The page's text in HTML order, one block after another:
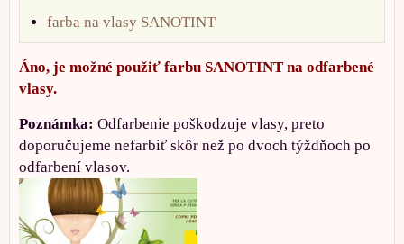
farba na vlasy SANOTINT
Áno, je možné použiť farbu SANOTINT na odfarbené
vlasy.
Poznámka: Odfarbenie poškodzuje vlasy, preto
doporučujeme nefarbiť skôr než po dvoch týždňoch po
odfarbení vlasov.